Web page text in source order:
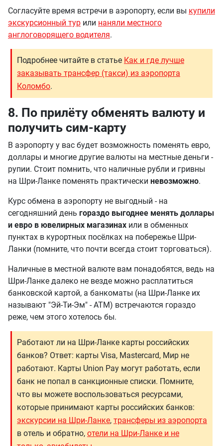
Согласуйте время встречи в аэропорту, если вы купили
экскурсионный тур или наняли местного
англоговорящего водителя.
Подробнее читайте в статье Как и где лучше
заказывать трансфер (такси) из аэропорта
Коломбо.
8. По прилёту обменять валюту и
получить сим-карту
В аэропорту у вас будет возможность поменять евро,
доллары и многие другие валюты на местные деньги -
рупии. Стоит помнить, что наличные рубли и гривны
на Шри-Ланке поменять практически невозможно.
Курс обмена в аэропорту не выгодный - на
сегодняшний день гораздо выгоднее менять доллары
и евро в ювелирных магазинах или в обменных
пунктах в курортных посёлках на побережье Шри-
Ланки (помните, что почти всегда стоит торговаться).
Наличные в местной валюте вам понадобятся, ведь на
Шри-Ланке далеко не везде можно расплатиться
банковской картой, а банкоматы (на Шри-Ланке их
называют "Эй-Ти-Эм" - ATM) встречаются гораздо
реже, чем этого хотелось бы.
Работают ли на Шри-Ланке карты российских
банков? Ответ: карты Visa, Mastercard, Мир не
работают. Карты Union Pay могут работать, если
банк не попал в санкционные списки. Помните,
что вы можете воспользоваться ресурсами,
которые принимают карты российских банков:
экскурсии на Шри-Ланке, трансферы из аэропорта
в отель и обратно, отели на Шри-Ланке и не